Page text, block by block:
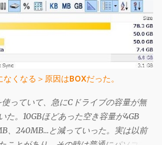
ITEは時間により遅いときは非常に
がかかったときよりも遅くはない（体
は共に3Mbpsではあるものの、「定額
感じられる。 今のところIIJmioで高速
るくらいに感じているのだが、仕事以
でも半月で35GB使ってるので、今後は
を解約することにした。 IIJmioの解
可能で、解約理由や感想を記す簡単な
た。それを行うと確認用のメールが登
く。月の半ばで解約申し込みしても、
くなる＞原因はBOXだった。
っていて、急にCドライブの容量が無
た。10GBほどあった空き容量が4GB
、240MB…と減っていった。実は以前